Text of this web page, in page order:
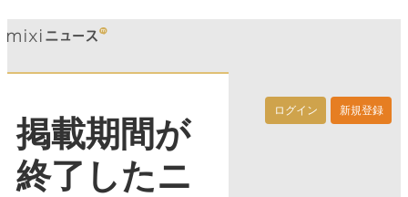
ログイン 新規登録
掲載期間が
終了したニ